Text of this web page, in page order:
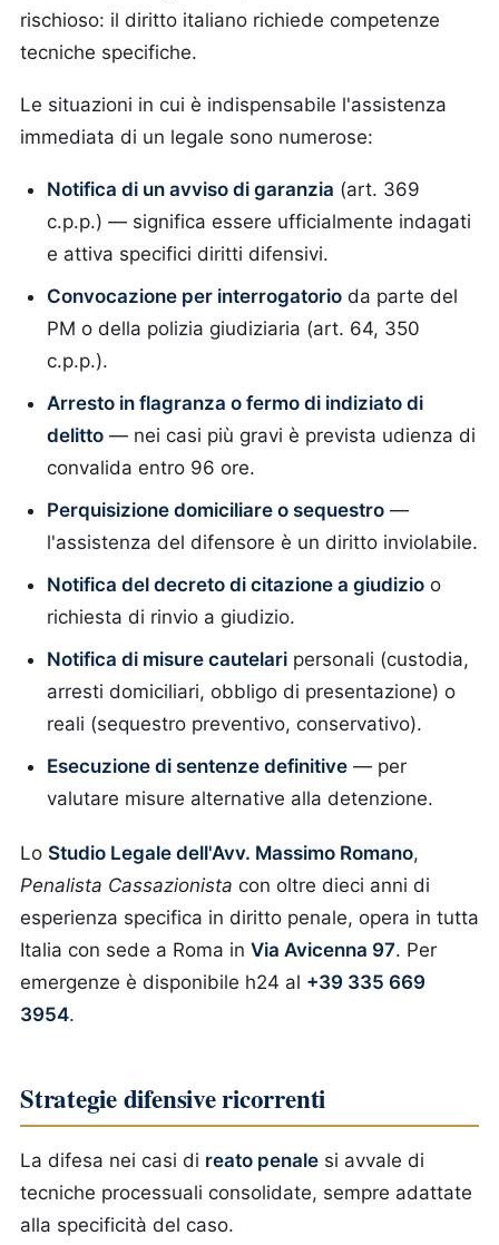
rischioso: il diritto italiano richiede competenze
tecniche specifiche.
Le situazioni in cui è indispensabile l'assistenza
immediata di un legale sono numerose:
Notifica di un avviso di garanzia (art. 369
c.p.p.) — significa essere ufficialmente indagati
e attiva specifici diritti difensivi.
Convocazione per interrogatorio da parte del
PM o della polizia giudiziaria (art. 64, 350
c.p.p.).
Arresto in flagranza o fermo di indiziato di
delitto — nei casi più gravi è prevista udienza di
convalida entro 96 ore.
Perquisizione domiciliare o sequestro —
l'assistenza del difensore è un diritto inviolabile.
Notifica del decreto di citazione a giudizio o
richiesta di rinvio a giudizio.
Notifica di misure cautelari personali (custodia,
arresti domiciliari, obbligo di presentazione) o
reali (sequestro preventivo, conservativo).
Esecuzione di sentenze definitive — per
valutare misure alternative alla detenzione.
Lo Studio Legale dell'Avv. Massimo Romano,
Penalista Cassazionista con oltre dieci anni di
esperienza specifica in diritto penale, opera in tutta
Italia con sede a Roma in Via Avicenna 97. Per
emergenze è disponibile h24 al +39 335 669
3954.
Strategie difensive ricorrenti
La difesa nei casi di reato penale si avvale di
tecniche processuali consolidate, sempre adattate
alla specificità del caso.